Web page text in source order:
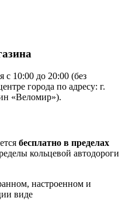
с 10:00 до 20:00 (без
города по адресу: г.
«Веломир»).
бесплатно в пределах
кольцевой автодороги
настроенном и
виде